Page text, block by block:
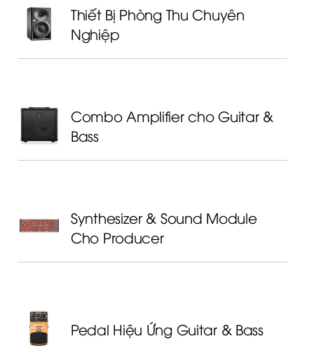
Thiết Bị Phòng Thu Chuyên
Nghiệp
Combo Amplifier cho Guitar &
Bass
Synthesizer & Sound Module
Cho Producer
Pedal Hiệu Ứng Guitar & Bass